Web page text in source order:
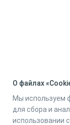
О файлах
Мы используем
для сбора и
использовании